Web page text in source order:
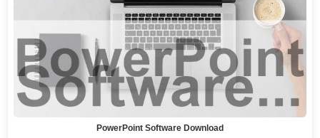
PowerPoint Software Download